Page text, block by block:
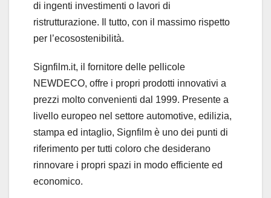
di ingenti investimenti o lavori di
ristrutturazione. Il tutto, con il massimo rispetto
per l’ecosostenibilità.
Signfilm.it, il fornitore delle pellicole
NEWDECO, offre i propri prodotti innovativi a
prezzi molto convenienti dal 1999. Presente a
livello europeo nel settore automotive, edilizia,
stampa ed intaglio, Signfilm è uno dei punti di
riferimento per tutti coloro che desiderano
rinnovare i propri spazi in modo efficiente ed
economico.